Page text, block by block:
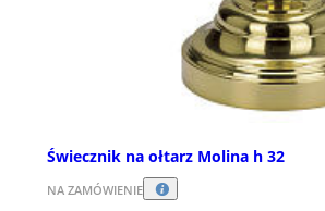
Świecznik na ołtarz Molina h 32
NA ZAMÓWIENIE